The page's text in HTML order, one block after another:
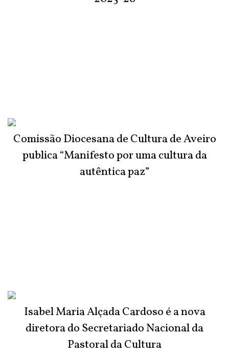
Comissão Diocesana de Cultura de Aveiro
publica “Manifesto por uma cultura da
autêntica paz”
Isabel Maria Alçada Cardoso é a nova
diretora do Secretariado Nacional da
Pastoral da Cultura